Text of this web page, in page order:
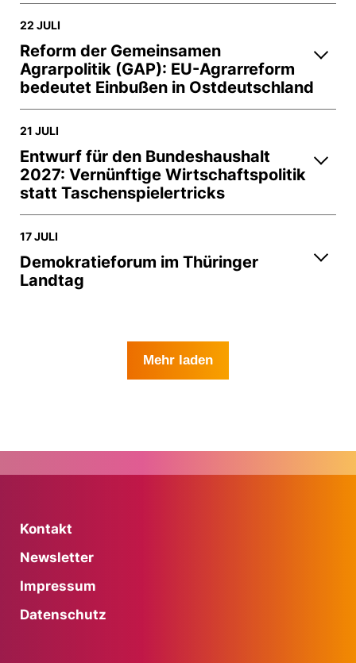
22 JULI
Reform der Gemeinsamen
Agrarpolitik (GAP): EU-Agrarreform
bedeutet Einbußen in Ostdeutschland
21 JULI
Entwurf für den Bundeshaushalt
2027: Vernünftige Wirtschaftspolitik
statt Taschenspielertricks
17 JULI
Demokratieforum im Thüringer
Landtag
Mehr laden
Kontakt
Newsletter
Impressum
Datenschutz